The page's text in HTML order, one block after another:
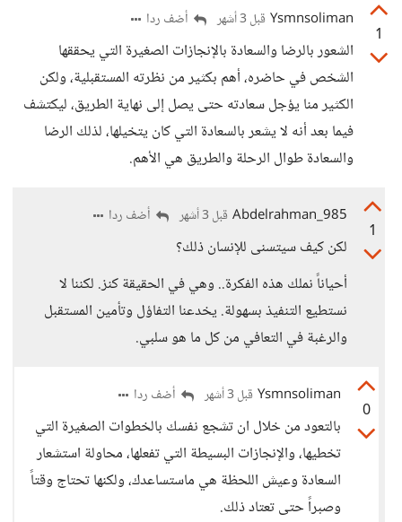
1
Ysmnsoliman قبل 3 أشهر أضف ردا
الشعور بالرضا والسعادة بالإنجازات الصغيرة التي يحققها
الشخص في حاضره، أهم بكثير من نظرته المستقبلية، ولكن
الكثير منا يؤجل سعادته حتى يصل إلى نهاية الطريق، ليكتشف
فيما بعد أنه لا يشعر بالسعادة التي كان يتخيلها، لذلك الرضا
والسعادة طوال الرحلة والطريق هي الأهم.
1
Abdelrahman_985 قبل 3 أشهر أضف ردا
لكن كيف سيتسنى للإنسان ذلك؟
أحياناً نملك هذه الفكرة.. وهي في الحقيقة كنز. لكننا لا
نستطيع التنفيذ بسهولة. يخدعنا التفاؤل وتأمين المستقبل
والرغبة في التعافي من كل ما هو سلبي.
0
Ysmnsoliman قبل 3 أشهر أضف ردا
بالتعود من خلال ان تشجع نفسك بالخطوات الصغيرة التي
تخطيها، والإنجازات البسيطة التي تفعلها، محاولة استشعار
السعادة وعيش اللحظة هي ماستساعدك، ولكنها تحتاج وقتاً
وصبراً حتى تعتاد ذلك.